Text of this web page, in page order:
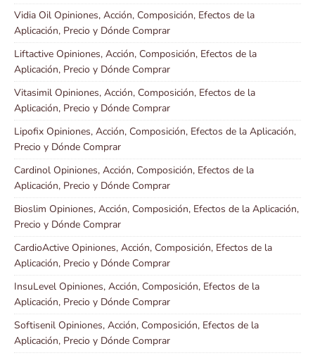
Vidia Oil Opiniones, Acción, Composición, Efectos de la
Aplicación, Precio y Dónde Comprar
Liftactive Opiniones, Acción, Composición, Efectos de la
Aplicación, Precio y Dónde Comprar
Vitasimil Opiniones, Acción, Composición, Efectos de la
Aplicación, Precio y Dónde Comprar
Lipofix Opiniones, Acción, Composición, Efectos de la Aplicación,
Precio y Dónde Comprar
Cardinol Opiniones, Acción, Composición, Efectos de la
Aplicación, Precio y Dónde Comprar
Bioslim Opiniones, Acción, Composición, Efectos de la Aplicación,
Precio y Dónde Comprar
CardioActive Opiniones, Acción, Composición, Efectos de la
Aplicación, Precio y Dónde Comprar
InsuLevel Opiniones, Acción, Composición, Efectos de la
Aplicación, Precio y Dónde Comprar
Softisenil Opiniones, Acción, Composición, Efectos de la
Aplicación, Precio y Dónde Comprar